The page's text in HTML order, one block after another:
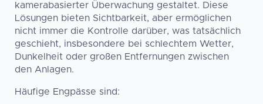
kamerabasierter Überwachung gestaltet. Diese
Lösungen bieten Sichtbarkeit, aber ermöglichen
nicht immer die Kontrolle darüber, was tatsächlich
geschieht, insbesondere bei schlechtem Wetter,
Dunkelheit oder großen Entfernungen zwischen
den Anlagen.
Häufige Engpässe sind: